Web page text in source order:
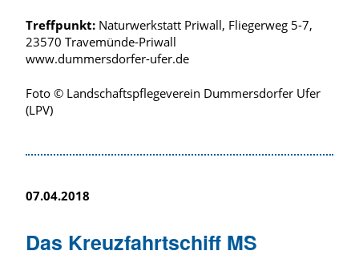
Treffpunkt: Naturwerkstatt Priwall, Fliegerweg 5-7,
23570 Travemünde-Priwall
www.dummersdorfer-ufer.de
Foto © Landschaftspflegeverein Dummersdorfer Ufer
(LPV)
07.04.2018
Das Kreuzfahrtschiff MS